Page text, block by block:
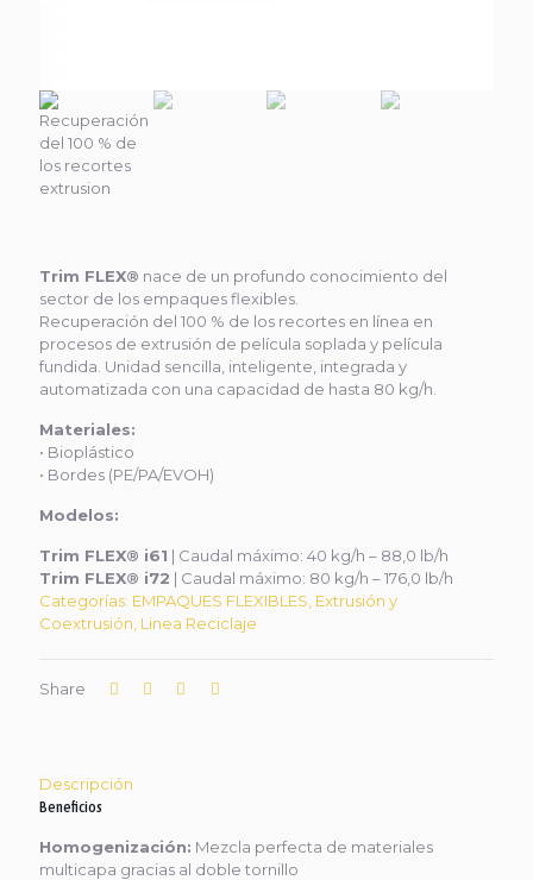
Trim FLEX® nace de un profundo conocimiento del
sector de los empaques flexibles.
Recuperación del 100 % de los recortes en línea en
procesos de extrusión de película soplada y película
fundida. Unidad sencilla, inteligente, integrada y
automatizada con una capacidad de hasta 80 kg/h.
Materiales:
• Bioplástico
• Bordes (PE/PA/EVOH)
Modelos:
Trim FLEX® i61 | Caudal máximo: 40 kg/h – 88,0 lb/h
Trim FLEX® i72 | Caudal máximo: 80 kg/h – 176,0 lb/h
Categorías: EMPAQUES FLEXIBLES Extrusión y
Coextrusión Linea Reciclaje
Share
Descripción
Beneficios
Homogenización: Mezcla perfecta de materiales
multicapa gracias al doble tornillo